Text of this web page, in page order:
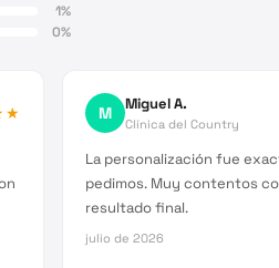
1%
0%
M Miguel A.
Clínica del Country
La personalización fue
pedimos. Muy contentos
resultado final.
julio de 2026